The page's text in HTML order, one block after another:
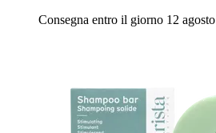
Consegna entro il giorno 12 agosto